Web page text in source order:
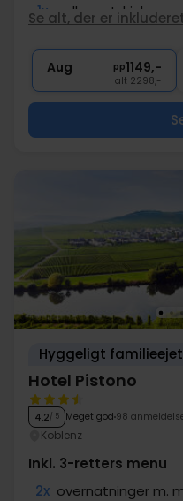
1x velkomstdrink
∞ Gratis internet
Se alt, der er
Aug pp1149,-
I alt 2298,-
Hyggeligt
Hotel Pistono
4.2/ 5 Meget god 98
Koblenz
Inkl. 3-retters menu
2x overnatninger m.